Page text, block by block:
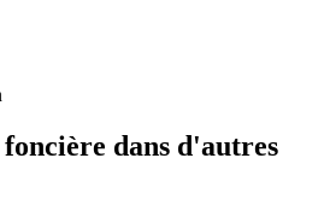
dans d'autres